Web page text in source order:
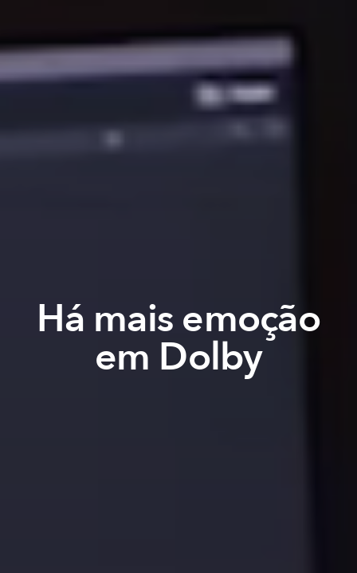
Há mais emoção
em Dolby